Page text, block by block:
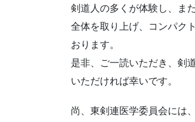
剣道人の多くが体験し、ま
全体を取り上げ、コンパク
おります。
是非、ご一読いただき、剣
いただければ幸いです。
尚、東剣連医学委員会には